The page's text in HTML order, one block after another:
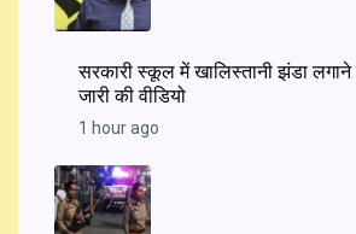
सरकारी स्कूल में खालिस्तानी झंडा लगाने
जारी की वीडियो
1 hour ago